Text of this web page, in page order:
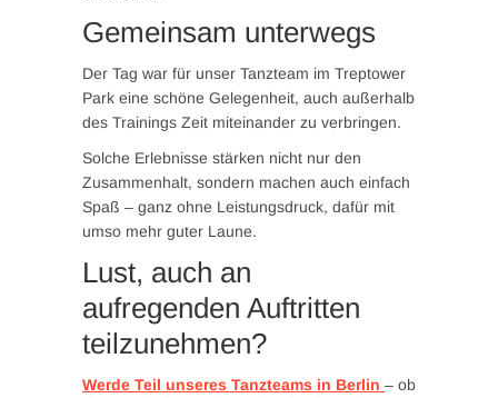
Gemeinsam unterwegs
Der Tag war für unser Tanzteam im Treptower
Park eine schöne Gelegenheit, auch außerhalb
des Trainings Zeit miteinander zu verbringen.
Solche Erlebnisse stärken nicht nur den
Zusammenhalt, sondern machen auch einfach
Spaß – ganz ohne Leistungsdruck, dafür mit
umso mehr guter Laune.
Lust, auch an
aufregenden Auftritten
teilzunehmen?
Werde Teil unseres Tanzteams in Berlin – ob